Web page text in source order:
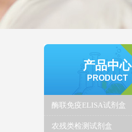
产品中心
PRODUCT
酶联免疫ELISA试剂盒
农残类检测试剂盒